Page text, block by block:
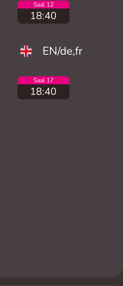
Saal 12
18:40
EN/de,fr
Saal 17
18:40